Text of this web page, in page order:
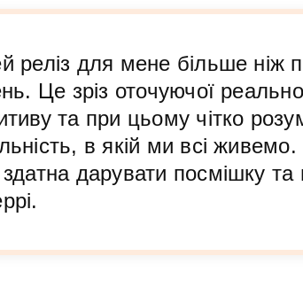
реліз для мене більше ніж
Це зріз оточуючої
та при цьому чітко
в якій ми всі
дарувати посмішку та